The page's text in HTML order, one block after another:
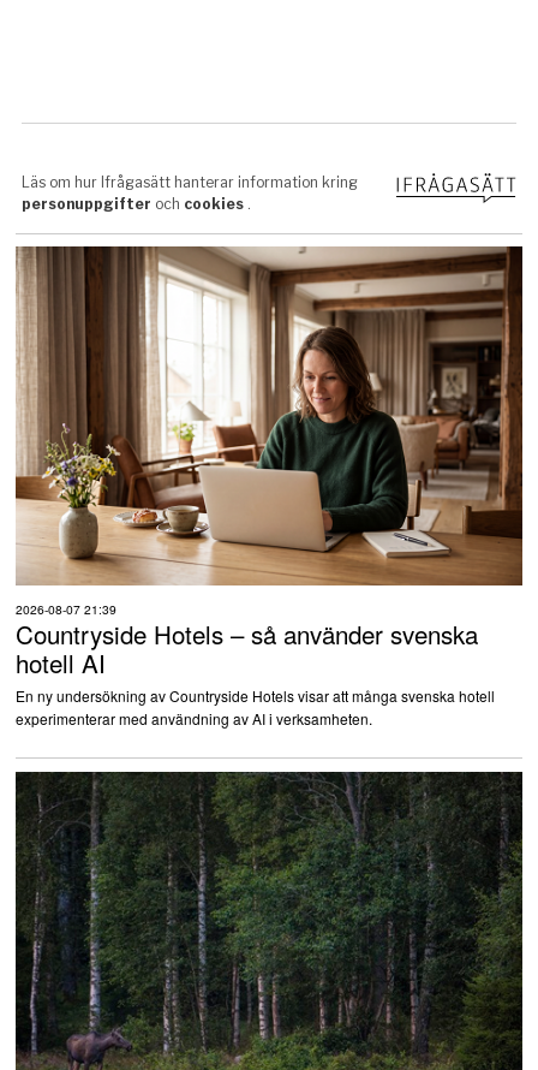
2026-08-07 21:39
Countryside Hotels – så använder svenska
hotell AI
En ny undersökning av Countryside Hotels visar att många svenska hotell
experimenterar med användning av AI i verksamheten.